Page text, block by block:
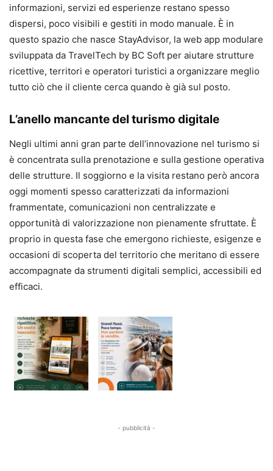
informazioni, servizi ed esperienze restano spesso
dispersi, poco visibili e gestiti in modo manuale. È in
questo spazio che nasce StayAdvisor, la web app modulare
sviluppata da TravelTech by BC Soft per aiutare strutture
ricettive, territori e operatori turistici a organizzare meglio
tutto ciò che il cliente cerca quando è già sul posto.
L’anello mancante del turismo digitale
Negli ultimi anni gran parte dell’innovazione nel turismo si
è concentrata sulla prenotazione e sulla gestione operativa
delle strutture. Il soggiorno e la visita restano però ancora
oggi momenti spesso caratterizzati da informazioni
frammentate, comunicazioni non centralizzate e
opportunità di valorizzazione non pienamente sfruttate. È
proprio in questa fase che emergono richieste, esigenze e
occasioni di scoperta del territorio che meritano di essere
accompagnate da strumenti digitali semplici, accessibili ed
efficaci.
- pubblicità -